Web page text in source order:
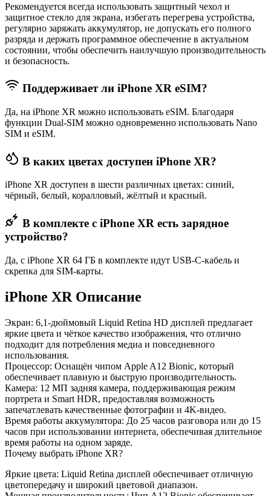
Рекомендуется всегда использовать защитный чехол и
защитное стекло для экрана, избегать перегрева устройства,
регулярно заряжать аккумулятор, не допускать его полного
разряда и держать программное обеспечение в актуальном
состоянии, чтобы обеспечить наилучшую производительность
и безопасность.
Поддерживает ли iPhone XR eSIM?
Да, на iPhone XR можно использовать eSIM. Благодаря
функции Dual-SIM можно одновременно использовать Nano
SIM и eSIM.
В каких цветах доступен iPhone XR?
iPhone XR доступен в шести различных цветах: синий,
чёрный, белый, коралловый, жёлтый и красный.
В комплекте с iPhone XR есть зарядное
устройство?
Да, с iPhone XR 64 ГБ в комплекте идут USB-C-кабель и
скрепка для SIM-карты.
iPhone XR Описание
Экран: 6,1-дюймовый Liquid Retina HD дисплей предлагает
яркие цвета и чёткое качество изображения, что отлично
подходит для потребления медиа и повседневного
использования.
Процессор: Оснащён чипом Apple A12 Bionic, который
обеспечивает плавную и быструю производительность.
Камера: 12 МП задняя камера, поддерживающая режим
портрета и Smart HDR, предоставляя возможность
запечатлевать качественные фотографии и 4K-видео.
Время работы аккумулятора: До 25 часов разговора или до 15
часов при использовании интернета, обеспечивая длительное
время работы на одном заряде.
Почему выбрать iPhone XR?
Яркие цвета: Liquid Retina дисплей обеспечивает отличную
цветопередачу и широкий цветовой диапазон.